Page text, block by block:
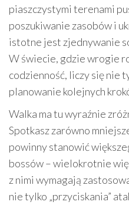
piaszczystymi terenami
poszukiwanie zasobów i
istotne jest zjednywanie
W świecie, gdzie wrogie
codzienność, liczy się nie
planowanie kolejnych
Walka ma tu wyraźnie
Spotkasz zarówno
powinny stanowić
bossów – wielokrotnie
z nimi wymagają
nie tylko „przyciskania”